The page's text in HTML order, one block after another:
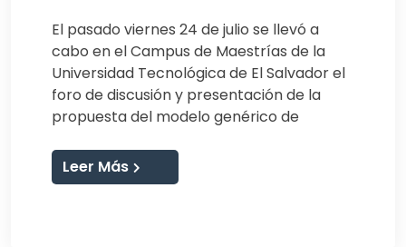
El pasado viernes 24 de julio se llevó a
cabo en el Campus de Maestrías de la
Universidad Tecnológica de El Salvador el
foro de discusión y presentación de la
propuesta del modelo genérico de
Leer Más